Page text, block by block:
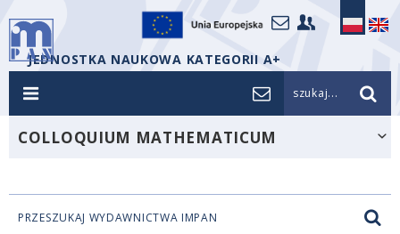
JEDNOSTKA NAUKOWA KATEGORII A+
szukaj...
COLLOQUIUM MATHEMATICUM
PRZESZUKAJ WYDAWNICTWA IMPAN